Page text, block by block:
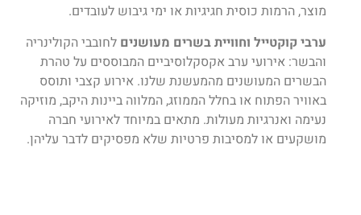
מוצר, הרמות כוסית חגיגיות או ימי גיבוש לעובדים.
ערבי קוקטייל וחוויית בשרים מעושנים לחובבי הקולינריה
והבשר: אירועי ערב אקסקלוסיביים המבוססים על טהרת
הבשרים המעושנים מהמעשנת שלנו. אירוע קצבי ותוסס
באוויר הפתוח או בחלל הממוזג, המלווה ביינות היקב, מוזיקה
נעימה ואנרגיות מעולות. מתאים במיוחד לאירועי חברה
מושקעים או למסיבות פרטיות שלא מפסיקים לדבר עליהן.